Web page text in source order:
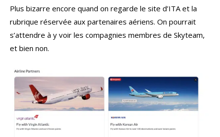
Plus bizarre encore quand on regarde le site d’ITA et la
rubrique réservée aux partenaires aériens. On pourrait
s’attendre à y voir les compagnies membres de Skyteam,
et bien non.